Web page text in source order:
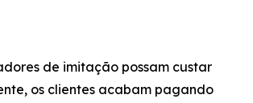
de imitação possam custar
os clientes acabam pagando